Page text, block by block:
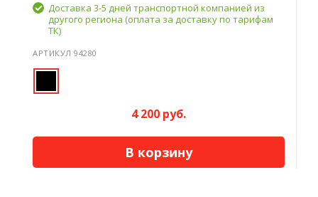
Доставка 3-5 дней транспортной компанией из
другого региона (оплата за доставку по тарифам
ТК)
АРТИКУЛ 94280
4 200 руб.
В корзину